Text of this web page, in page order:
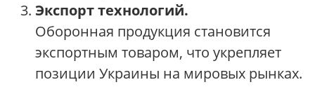
Экспорт технологий.
Оборонная продукция становится
экспортным товаром, что укрепляет
позиции Украины на мировых рынках.